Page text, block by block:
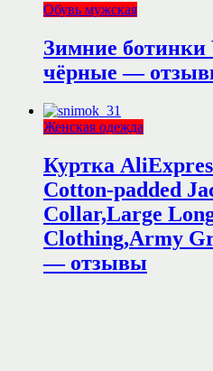
Обувь мужская
Зимние ботинки
чёрные —
Женская одежда
Куртка
Cotton-padded
Collar,Large
Clothing,Army
— отзывы